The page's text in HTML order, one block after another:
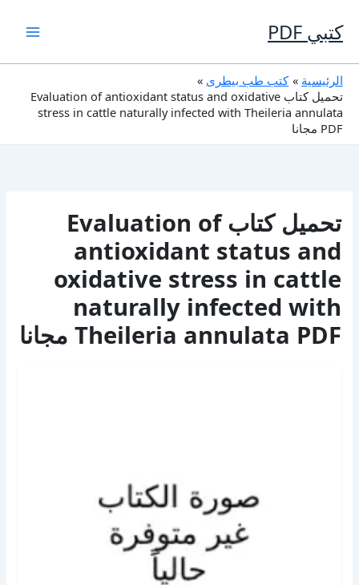
إلى
المحتوى
كتبي PDF
الرئيسية
كتب طب بيطرى
تحميل كتاب Evaluation of antioxidant status and oxidative
stress in cattle naturally infected with Theileria annulata
PDF مجانا
تحميل كتاب Evaluation of
antioxidant status and
oxidative stress in cattle
naturally infected with
Theileria annulata PDF مجانا